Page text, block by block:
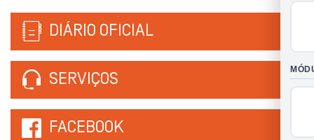
DIÁRIO OFICIAL
SERVIÇOS
FACEBOOK